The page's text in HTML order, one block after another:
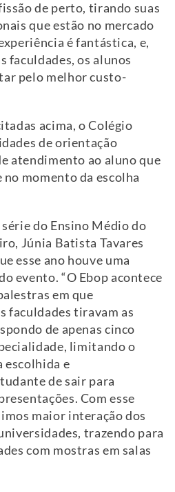
de perto, tirando suas
que estão no mercado
é fantástica, e,
faculdades, os alunos
pelo melhor custo-
acima, o Colégio
de orientação
atendimento ao aluno que
momento da escolha
do Ensino Médio do
Júnia Batista Tavares
esse ano houve uma
evento. “O Ebop acontece
em que
faculdades tiravam as
de apenas cinco
limitando o
escolhida e
de sair para
Com esse
maior interação dos
trazendo para
com mostras em salas